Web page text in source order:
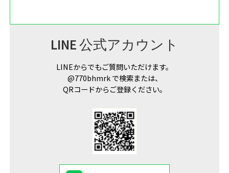
LINE 公式アカウント
LINEからでもご質問いただけます。
@770bhmrk で検索または、
QRコードからご登録ください。